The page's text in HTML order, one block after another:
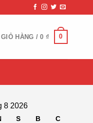
GIỎ HÀNG /0 ₫ 0
8 2026
S B
C